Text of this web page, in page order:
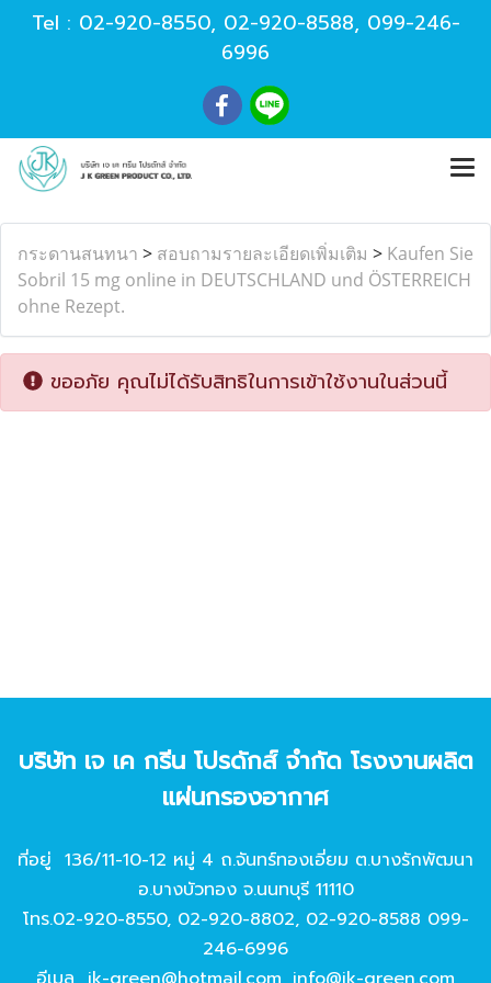
Tel : 02-920-8550, 02-920-8588, 099-246-
6996
กระดานสนทนา > สอบถามรายละเอียดเพิ่มเติม > Kaufen Sie
Sobril 15 mg online in DEUTSCHLAND und ÖSTERREICH
ohne Rezept.
ขออภัย คุณไม่ได้รับสิทธิในการเข้าใช้งานในส่วนนี้
บริษัท เจ เค กรีน โปรดักส์ จํากัด โรงงานผลิต
แผ่นกรองอากาศ
ที่อยู่ 136/11-10-12 หมู่ 4 ถ.จันทร์ทองเอี่ยม ต.บางรักพัฒนา
อ.บางบัวทอง จ.นนทบุรี 11110
โทร.02-920-8550, 02-920-8802, 02-920-8588 099-
246-6996